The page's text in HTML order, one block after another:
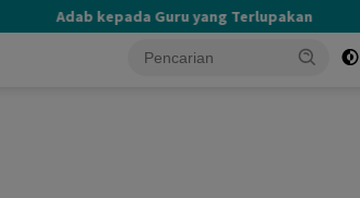
Adab kepada Guru yang Terlupakan